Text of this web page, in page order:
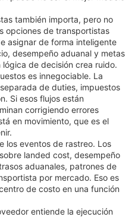
también importa, pero no
opciones de transportistas
asignar de forma inteligente
desempeño aduanal y metas
de decisión crea ruido.
es innegociable. La
de duties, impuestos
Si esos flujos están
corrigiendo errores
en movimiento, que es el
los eventos de rastreo. Los
landed cost, desempeño
aduanales, patrones de
por mercado. Eso es
de costo en una función
entiende la ejecución